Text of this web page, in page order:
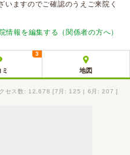
いますのでご確認のうえご来院く
情報を編集する（関係者の方へ）
3
地図
セス数: 12,678 [7月: 125 | 6月: 207 ]